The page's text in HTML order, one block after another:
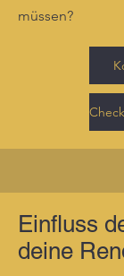
müssen?
Einfluss
deine